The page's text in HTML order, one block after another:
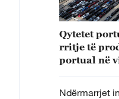
Qytetet
rritje të
portual në
Ndërmarrjet